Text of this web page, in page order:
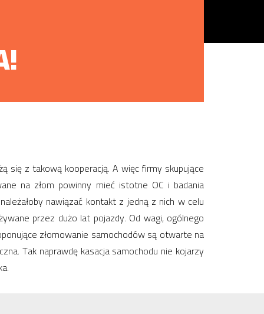
się z takową kooperacją. A więc firmy skupujące
na złom powinny mieć istotne OC i badania
nawiązać kontakt z jedną z nich w celu
przez dużo lat pojazdy. Od wagi, ogólnego
złomowanie samochodów są otwarte na
Tak naprawdę kasacja samochodu nie kojarzy